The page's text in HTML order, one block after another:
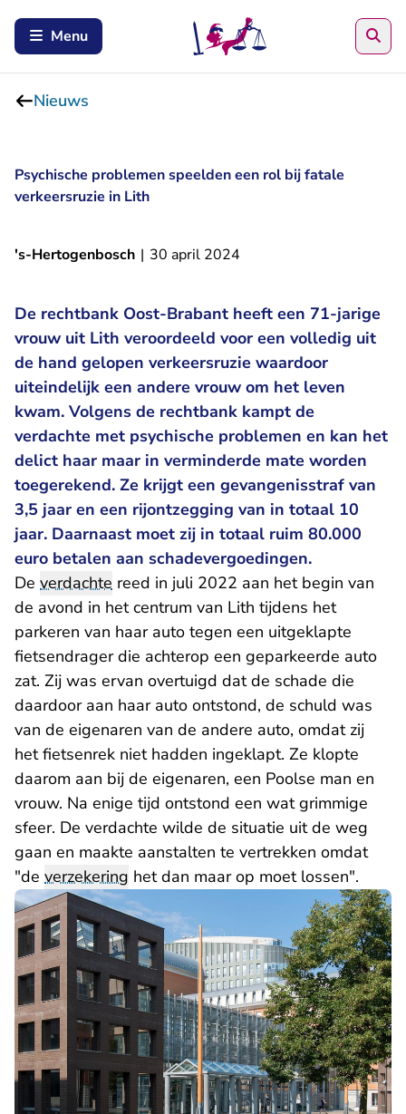
Menu
Nieuws
Psychische problemen speelden een rol bij fatale
verkeersruzie in Lith
's-Hertogenbosch | 30 april 2024
De rechtbank Oost-Brabant heeft een 71-jarige
vrouw uit Lith veroordeeld voor een volledig uit
de hand gelopen verkeersruzie waardoor
uiteindelijk een andere vrouw om het leven
kwam. Volgens de rechtbank kampt de
verdachte met psychische problemen en kan het
delict haar maar in verminderde mate worden
toegerekend. Ze krijgt een gevangenisstraf van
3,5 jaar en een rijontzegging van in totaal 10
jaar. Daarnaast moet zij in totaal ruim 80.000
euro betalen aan schadevergoedingen.
De verdachte reed in juli 2022 aan het begin van
de avond in het centrum van Lith tijdens het
parkeren van haar auto tegen een uitgeklapte
fietsendrager die achterop een geparkeerde auto
zat. Zij was ervan overtuigd dat de schade die
daardoor aan haar auto ontstond, de schuld was
van de eigenaren van de andere auto, omdat zij
het fietsenrek niet hadden ingeklapt. Ze klopte
daarom aan bij de eigenaren, een Poolse man en
vrouw. Na enige tijd ontstond een wat grimmige
sfeer. De verdachte wilde de situatie uit de weg
gaan en maakte aanstalten te vertrekken omdat
"de verzekering het dan maar op moet lossen".